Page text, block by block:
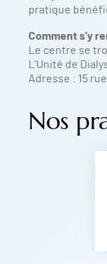
pratique
Comment s’y
Le centre se
L’Unité de
Adresse : 15
Nos